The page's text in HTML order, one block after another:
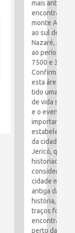
mais antigos
encontrados
monte Al-
ao sul de
Nazaré,
ao período
7500 e 3100
Confirma que
esta área tem
tido uma
de vida
e o evento
importante
da cidade de
Jericó, que os
historiadores
consideram a
cidade mais
antiga da
história, seus
traços foram
encontrados
perto da